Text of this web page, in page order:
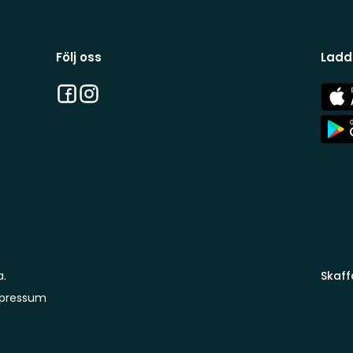
Följ oss
Facebook
Instagram
App
Store
App
Store